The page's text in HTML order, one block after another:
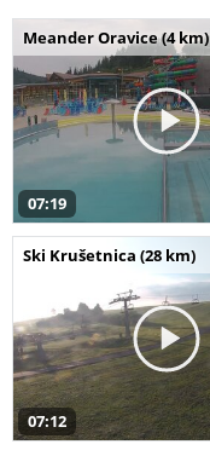
Meander Oravice (4 km)
07:19
Ski Krušetnica (28 km)
07:12